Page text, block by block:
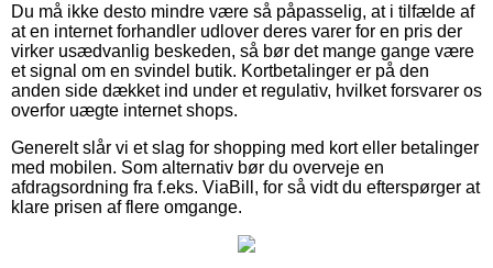
Du må ikke desto mindre være så påpasselig, at i tilfælde af
at en internet forhandler udlover deres varer for en pris der
virker usædvanlig beskeden, så bør det mange gange være
et signal om en svindel butik. Kortbetalinger er på den
anden side dækket ind under et regulativ, hvilket forsvarer os
overfor uægte internet shops.
Generelt slår vi et slag for shopping med kort eller betalinger
med mobilen. Som alternativ bør du overveje en
afdragsordning fra f.eks. ViaBill, for så vidt du efterspørger at
klare prisen af flere omgange.